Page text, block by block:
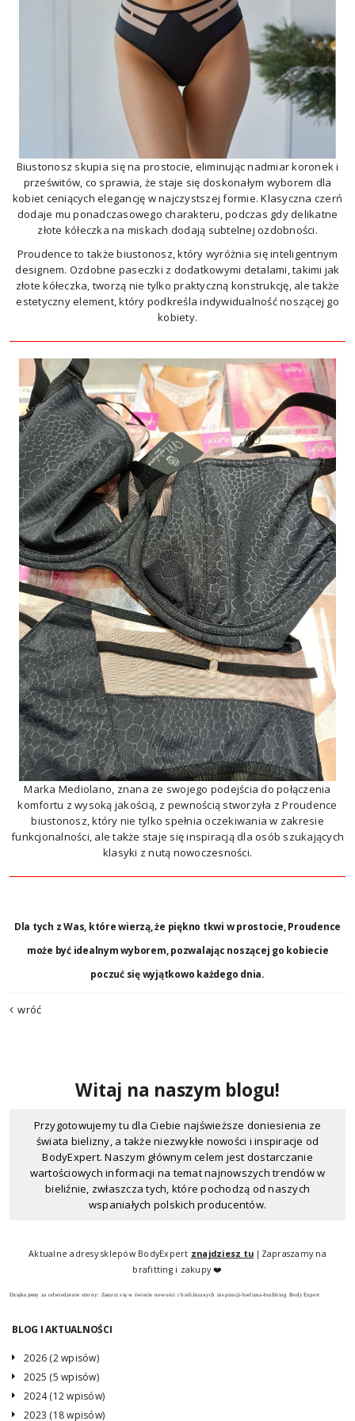
Biustonosz skupia się na prostocie, eliminując nadmiar koronek i
prześwitów, co sprawia, że staje się doskonałym wyborem dla
kobiet ceniących elegancję w najczystszej formie. Klasyczna czerń
dodaje mu ponadczasowego charakteru, podczas gdy delikatne
złote kółeczka na miskach dodają subtelnej ozdobności.
Proudence to także biustonosz, który wyróżnia się inteligentnym
designem. Ozdobne paseczki z dodatkowymi detalami, takimi jak
złote kółeczka, tworzą nie tylko praktyczną konstrukcję, ale także
estetyczny element, który podkreśla indywidualność noszącej go
kobiety.
Marka Mediolano, znana ze swojego podejścia do połączenia
komfortu z wysoką jakością, z pewnością stworzyła z Proudence
biustonosz, który nie tylko spełnia oczekiwania w zakresie
funkcjonalności, ale także staje się inspiracją dla osób szukających
klasyki z nutą nowoczesności.
Dla tych z Was, które wierzą, że piękno tkwi w prostocie, Proudence
może być idealnym wyborem, pozwalając noszącej go kobiecie
poczuć się wyjątkowo każdego dnia.
wróć
Witaj na naszym blogu!
Przygotowujemy tu dla Ciebie najświeższe doniesienia ze
świata bielizny, a także niezwykłe nowości i inspiracje od
BodyExpert. Naszym głównym celem jest dostarczanie
wartościowych informacji na temat najnowszych trendów w
bieliźnie, zwłaszcza tych, które pochodzą od naszych
wspaniałych polskich producentów.
produkty w BodyExpert są tak wyjątkowe. Na naszym blogu
znajdziesz recenzje produktów, które pomogą Ci dokonać
nasze doświadczone brafitterki, które służą praktycznymi
kolekcje bielizny, abyś zawsze był na bieżąco z najnowszymi
trendami. Odkrywaj z nami, jak różnorodna i inspirująca może
być bielizna, a także dlaczego warto postawić na produkty
Aktualne adresy sklepów BodyExpert znajdziesz tu |Zapraszamy na
brafitting i zakupy ❤️
Dziękujemy za odwiedzenie strony: Zanurz się w świecie nowości i bieliźnianych inspiracji-bielizna-brafitting BodyExpert
BLOG I AKTUALNOŚCI
2026 (2 wpisów)
2025 (5 wpisów)
2024 (12 wpisów)
2023 (18 wpisów)